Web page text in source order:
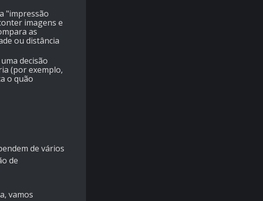
"impressão
imagens e
as
ou distância
decisão
(por exemplo,
o quão
de vários
de
vamos